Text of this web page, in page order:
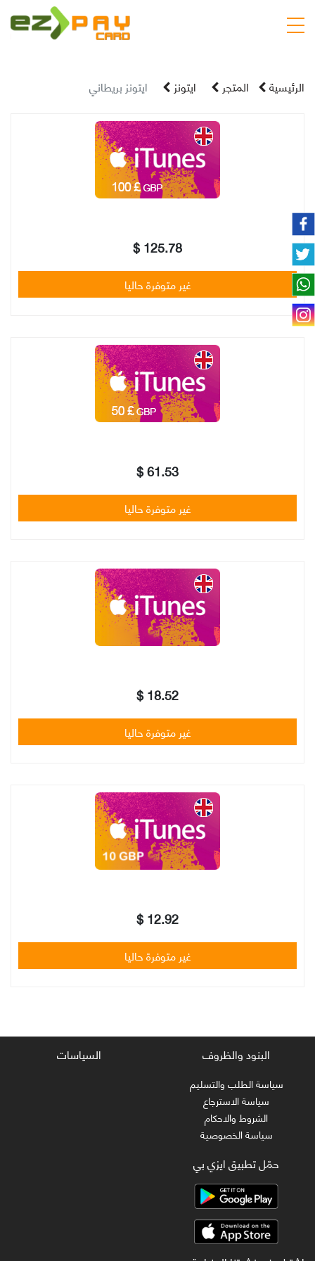
الرئيسية المتجر ايتونز ايتونز بريطاني
125.78 $
غير متوفرة حاليا
61.53 $
غير متوفرة حاليا
18.52 $
غير متوفرة حاليا
12.92 $
غير متوفرة حاليا
البنود والظروف
سياسة الطلب والتسليم
سياسة الاسترجاع
الشروط والاحكام
سياسة الخصوصية
السياسات
حمّل تطبيق ايزي بي